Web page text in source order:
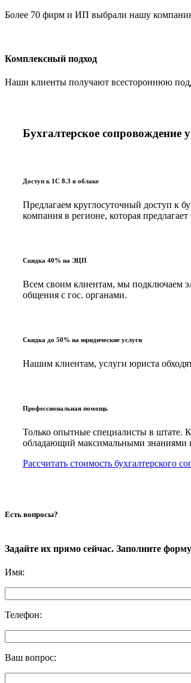
Более 70 фирм и ИП выбрали нашу
Комплексный подход
Наши клиенты получают всестороннюю
Бухгалтерское сопровождение
Доступ к 1С 8.3 в облаке
Предлагаем круглосуточный доступ к
компания в регионе, которая
Скидка 40% на ЭЦП
Всем своим клиентам, мы подключаем
общения с гос. органами.
Скидка до 50% на юридические услуги
Нашим клиентам, услуги юриста
Профессиональная помощь
Только опытные специалисты в штате.
обладающий максимальными знаниями
Рассчитать стоимость бухгалтерского
Есть вопросы?
Задайте их прямо сейчас. Заполните
Имя:
Телефон:
Ваш вопрос: